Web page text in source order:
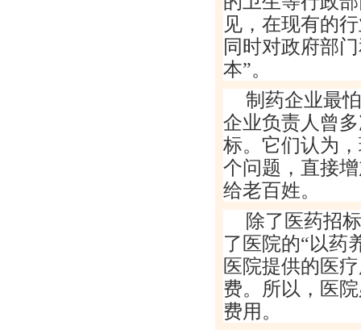
见，在现有的
同时对政府部
本”。
制药企业最
企业负责人曾
标。它们认为
个问题，直接
给老百姓。
除了医药招
了医院的“以药
医院提供的医
费。所以，医
费用。